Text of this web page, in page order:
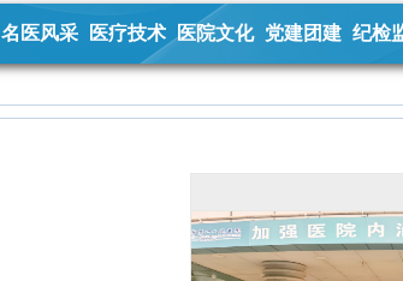
名医风采 医疗技术 医院文化 党建团建 纪检